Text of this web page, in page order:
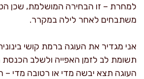
למחרת – זו הבחירה המושלמת, שכן
משתבחים לאחר לילה במקרר.
אני מגדיר את העוגה ברמת קושי
תשומת לב לזמן האפייה ולשלב
העוגה תצא יבשה מדי או רטובה מדי –